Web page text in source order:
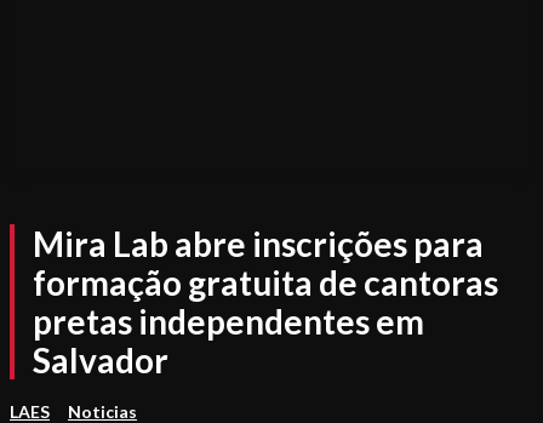
Mira Lab abre inscrições para
formação gratuita de cantoras
pretas independentes em
Salvador
LAES Noticias